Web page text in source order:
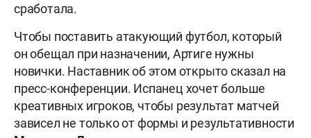
сработала.
Чтобы поставить атакующий футбол, который
он обещал при назначении, Артиге нужны
новички. Наставник об этом открыто сказал на
пресс-конференции. Испанец хочет больше
креативных игроков, чтобы результат матчей
зависел не только от формы и результативности